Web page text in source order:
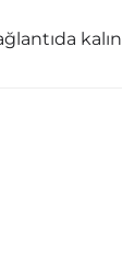
kalın